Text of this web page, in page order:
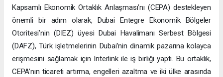
Kapsamlı Ekonomik Ortaklık Anlaşması’nı (CEPA) destekleyen
önemli bir adım olarak, Dubai Entegre Ekonomik Bölgeler
Otoritesi’nin (DIEZ) üyesi Dubai Havalimanı Serbest Bölgesi
(DAFZ), Türk işletmelerinin Dubai’nin dinamik pazarına kolayca
erişmesini sağlamak için Interlink ile iş birliği yaptı. Bu ortaklık,
CEPA’nın ticareti artırma, engelleri azaltma ve iki ülke arasında